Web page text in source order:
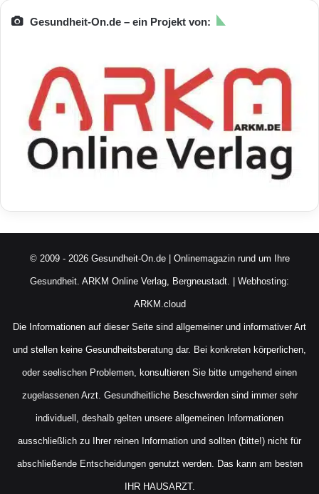
Gesundheit-On.de – ein Projekt von:
© 2009 - 2026 Gesundheit-On.de | Onlinemagazin rund um Ihre
Gesundheit. ARKM Online Verlag, Bergneustadt. | Webhosting:
ARKM.cloud
Die Informationen auf dieser Seite sind allgemeiner und informativer Art
und stellen keine Gesundheitsberatung dar. Bei konkreten körperlichen,
oder seelischen Problemen, konsultieren Sie bitte umgehend einen
zugelassenen Arzt. Gesundheitliche Beschwerden sind immer sehr
individuell, deshalb gelten unsere allgemeinen Informationen
ausschließlich zu Ihrer reinen Information und sollten (bitte!) nicht für
abschließende Entscheidungen genutzt werden. Das kann am besten
IHR HAUSARZT.